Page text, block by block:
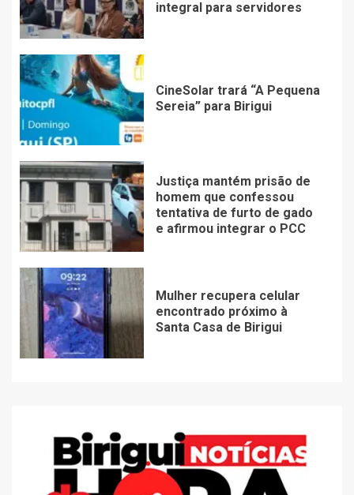
integral para servidores
CineSolar trará “A Pequena
Sereia” para Birigui
Justiça mantém prisão de
homem que confessou
tentativa de furto de gado
e afirmou integrar o PCC
Mulher recupera celular
encontrado próximo à
Santa Casa de Birigui